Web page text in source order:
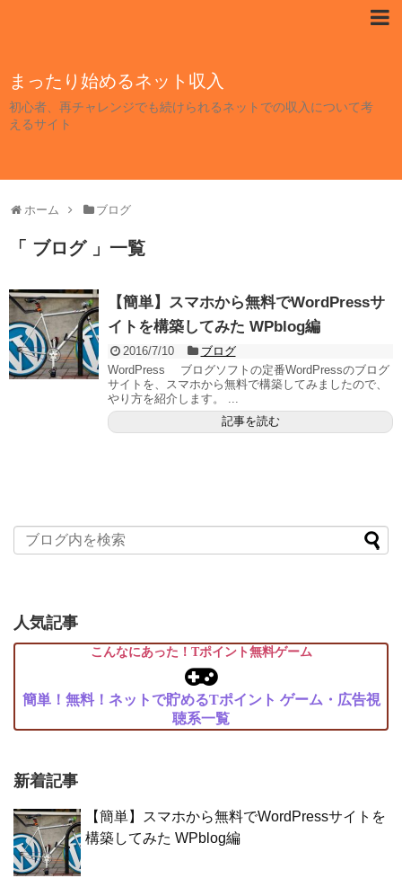
まったり始めるネット収入
初心者、再チャレンジでも続けられるネットでの収入について考
えるサイト
ホーム ブログ
「 ブログ 」一覧
【簡単】スマホから無料でWordPressサ
イトを構築してみた WPblog編
2016/7/10
ブログ
WordPress ブログソフトの定番WordPressのブログ
サイトを、スマホから無料で構築してみましたので、
やり方を紹介します。 ...
記事を読む
人気記事
こんなにあった！Tポイント無料ゲーム
簡単！無料！ネットで貯めるTポイント ゲーム・広告視
聴系一覧
新着記事
【簡単】スマホから無料でWordPressサイトを
構築してみた WPblog編